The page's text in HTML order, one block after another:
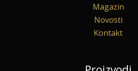
Magazin
Novosti
Kontakt